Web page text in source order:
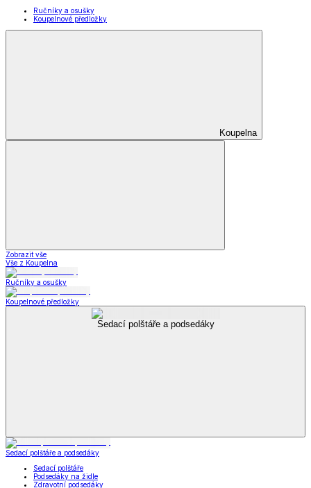
Ručníky a osušky
Koupelnové předložky
Koupelna
Zobrazit vše
Vše z Koupelna
Ručníky a osušky
Koupelnové předložky
Sedací polštáře a podsedáky
Sedací polštáře a podsedáky
Sedací polštáře
Podsedáky na židle
Zdravotní podsedáky